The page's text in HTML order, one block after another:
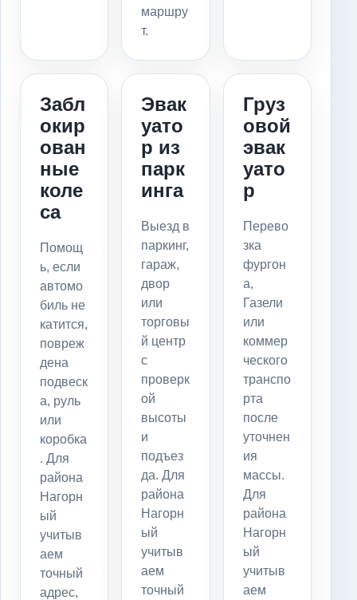
маршру
т.
Забл
окир
ован
ные
коле
са
Помощ
ь, если
автомо
биль не
катится,
повреж
дена
подвеск
а, руль
или
коробка
. Для
района
Нагорн
ый
учитыв
аем
точный
адрес,
Эвак
уато
р из
парк
инга
Выезд в
паркинг,
гараж,
двор
или
торговы
й центр
с
проверк
ой
высоты
и
подъез
да. Для
района
Нагорн
ый
учитыв
аем
точный
Груз
овой
эвак
уато
р
Перево
зка
фургон
а,
Газели
или
коммер
ческого
транспо
рта
после
уточнен
ия
массы.
Для
района
Нагорн
ый
учитыв
аем